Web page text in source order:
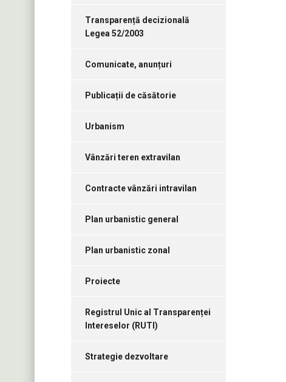
Transparență decizională
Legea 52/2003
Comunicate, anunțuri
Publicații de căsătorie
Urbanism
Vânzări teren extravilan
Contracte vânzări intravilan
Plan urbanistic general
Plan urbanistic zonal
Proiecte
Registrul Unic al Transparenței
Intereselor (RUTI)
Strategie dezvoltare